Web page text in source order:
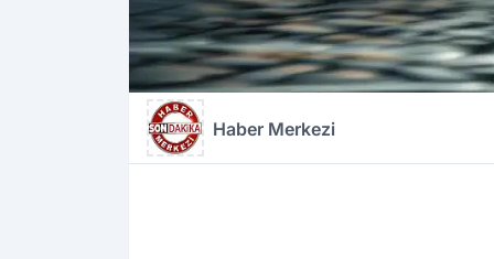
Haber Merkezi